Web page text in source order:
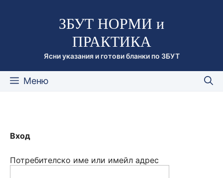
съдържаниетоЗБУТ НОРМИ и
ПРАКТИКА
Ясни указания и готови бланки по ЗБУТ
Меню
Вход
Потребителско име или имейл адрес